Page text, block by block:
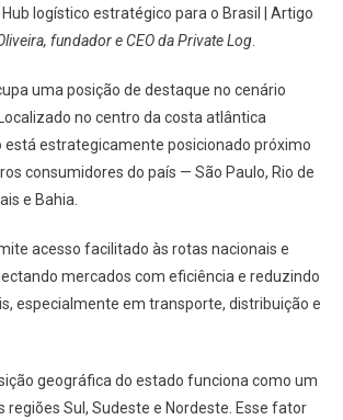
logístico estratégico para o Brasil | Artigo
fundador e CEO da Private Log.
uma posição de destaque no cenário
no centro da costa atlântica
está estrategicamente posicionado próximo
consumidores do país — São Paulo, Rio de
e Bahia.
acesso facilitado às rotas nacionais e
mercados com eficiência e reduzindo
especialmente em transporte, distribuição e
geográfica do estado funciona como um
regiões Sul, Sudeste e Nordeste. Esse fator